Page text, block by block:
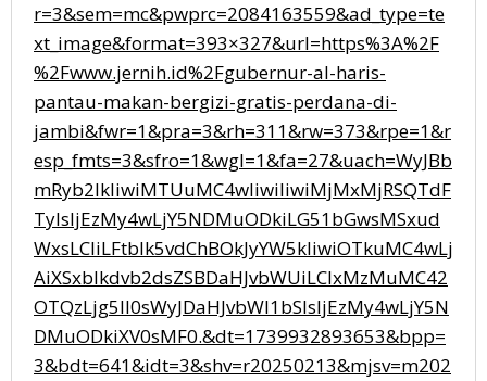
r=3&sem=mc&pwprc=2084163559&ad_type=te
xt_image&format=393×327&url=https%3A%2F
%2Fwww.jernih.id%2Fgubernur-al-haris-
pantau-makan-bergizi-gratis-perdana-di-
jambi&fwr=1&pra=3&rh=311&rw=373&rpe=1&r
esp_fmts=3&sfro=1&wgl=1&fa=27&uach=WyJBb
mRyb2lkIiwiMTUuMC4wIiwiIiwiMjMxMjRSQTdF
TyIsIjEzMy4wLjY5NDMuODkiLG51bGwsMSxud
WxsLCIiLFtbIk5vdChBOkJyYW5kIiwiOTkuMC4wLj
AiXSxbIkdvb2dsZSBDaHJvbWUiLCIxMzMuMC42
OTQzLjg5Il0sWyJDaHJvbWl1bSIsIjEzMy4wLjY5N
DMuODkiXV0sMF0.&dt=1739932893653&bpp=
3&bdt=641&idt=3&shv=r20250213&mjsv=m202